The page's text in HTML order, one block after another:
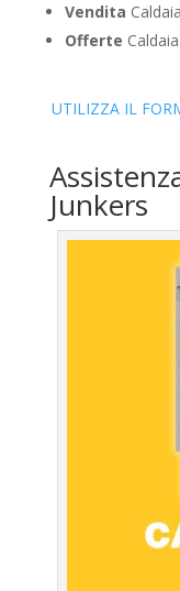
Vendita
Offerte
UTILIZZA IL
Junkers